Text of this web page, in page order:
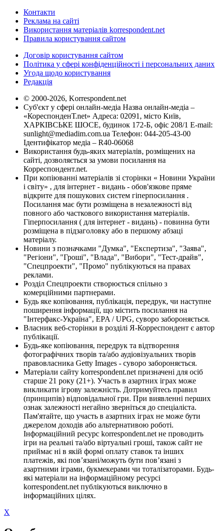
Контакти
Реклама на сайті
Використання матеріалів korrespondent.net
Правила користування сайтом
Договір користування сайтом
Політика у сфері конфіденційності і персональних даних
Угода щодо користування
Редакція
© 2000-2026, Korrespondent.net
Суб'єкт у сфері онлайн-медіа Назва онлайн-медіа –
«КореспонденТ.net» Адреса: 02091, місто Київ,
ХАРКІВСЬКЕ ШОСЕ, будинок 172-Б, офіс 208/1 E-mail:
sunlight@mediadim.com.ua Телефон: 044-205-43-00
Ідентифікатор медіа – R40-06068
Використання будь-яких матеріалів, розміщених на
сайті, дозволяється за умови посилання на
Корреспондент.net.
При копіюванні матеріалів зі сторінки « Новини України
і світу» , для інтернет - видань - обов'язкове пряме
відкрите для пошукових систем гіперпосилання .
Посилання має бути розміщена в незалежності від
повного або часткового використання матеріалів.
Гіперпосилання ( для інтернет - видань) - повинна бути
розміщена в підзаголовку або в першому абзаці
матеріалу.
Новини з позначками "Думка", "Експертиза", "Заява",
"Регіони", "Гроші", "Влада", "Вибори", "Тест-драйв",
"Спецпроекти", "Промо" публікуються на правах
реклами.
Розділ Спецпроекти створюється спільно з
комерційними партнерами.
Будь яке копіювання, публікація, передрук, чи наступне
поширення інформації, що містить посилання на
"Інтерфакс-Україна", EPA / UPG, суворо забороняється.
Власник веб-сторінки в розділі Я-Корреспондент є автор
публікації.
Будь-яке копіювання, передрук та відтворення
фотографічних творів та/або аудіовізуальних творів
правовласника Getty Images - суворо забороняється.
Матеріали сайту korrespondent.net призначені для осіб
старше 21 року (21+). Участь в азартних іграх може
викликати ігрову залежність. Дотримуйтесь правил
(принципів) відповідальної гри. При виявленні перших
ознак залежності негайно зверніться до спеціаліста.
Пам'ятайте, що участь в азартних іграх не може бути
джерелом доходів або альтернативою роботі.
Інформаційний ресурс korrespondent.net не проводить
ігри на реальні та/або віртуальні гроші, також сайт не
приймає ні в якій формі оплату ставок та інших
платежів, які пов’язані/можуть бути пов’язані з
азартними іграми, букмекерами чи тоталізаторами. Будь-
які матеріали на інформаційному ресурсі
korrespondent.net публікуються виключно в
інформаційних цілях.
X